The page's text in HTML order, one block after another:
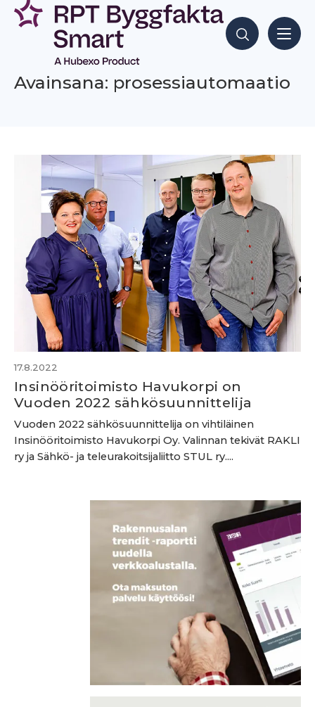
Siirry
sisältöön
Hae sisältöjä
Avainsana: prosessiautomaatio
17.8.2022
Insinööritoimisto Havukorpi on
Vuoden 2022 sähkösuunnittelija
Vuoden 2022 sähkösuunnittelija on vihtiläinen
Insinööritoimisto Havukorpi Oy. Valinnan tekivät RAKLI
ry ja Sähkö- ja teleurakoitsijaliitto STUL ry....